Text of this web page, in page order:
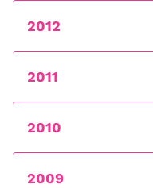
2012
2011
2010
2009